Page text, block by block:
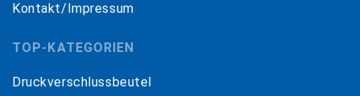
Kontakt/Impressum
TOP-KATEGORIEN
Druckverschlussbeutel